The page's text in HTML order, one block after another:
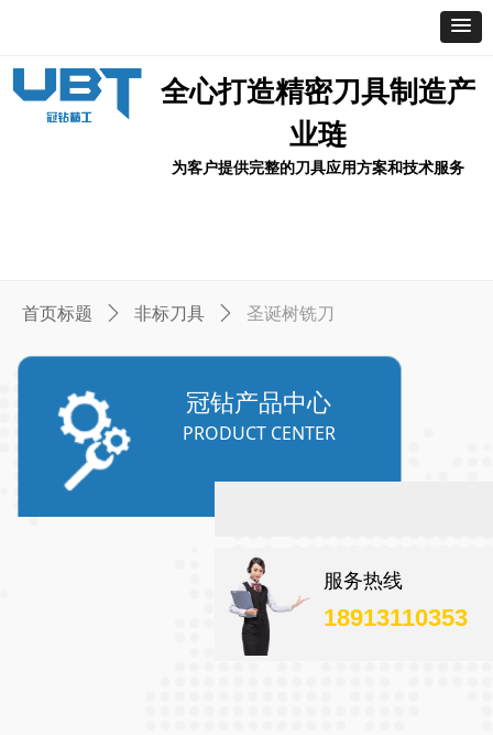
全心打造精密刀具制造产
业琏
为客户提供完整的刀具应用方案和技术服务
首页标题 ꄲ 非标刀具 ꄲ 圣诞树铣刀
冠钻产品中心
PRODUCT CENTER
服务热线
18913110353